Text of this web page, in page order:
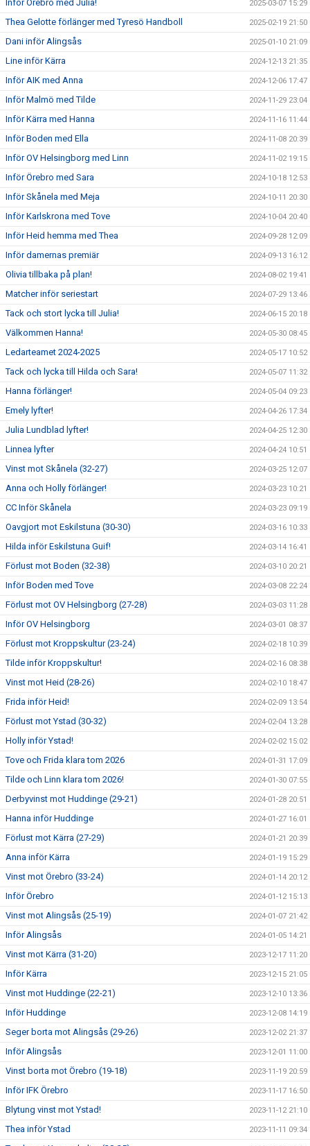
Inför Örebro med Julia! 2025-03-07 15:29
Thea Gelotte förlänger med Tyresö Handboll 2025-02-19 21:50
Dani inför Alingsås 2025-01-10 21:09
Line inför Kärra 2024-12-13 21:35
Inför AIK med Anna 2024-12-06 17:47
Inför Malmö med Tilde 2024-11-29 23:04
Inför Kärra med Hanna 2024-11-16 11:44
Inför Boden med Ella 2024-11-08 20:39
Inför OV Helsingborg med Linn 2024-11-02 19:15
Inför Örebro med Sara 2024-10-18 12:53
Inför Skånela med Meja 2024-10-11 20:30
Inför Karlskrona med Tove 2024-10-04 20:40
Inför Heid hemma med Thea 2024-09-28 12:09
Inför damernas premiär 2024-09-13 16:12
Olivia tillbaka på plan! 2024-08-02 19:41
Matcher inför seriestart 2024-07-29 13:46
Tack och stort lycka till Julia! 2024-06-15 20:18
Välkommen Hanna! 2024-05-30 08:45
Ledarteamet 2024-2025 2024-05-17 10:52
Tack och lycka till Hilda och Sara! 2024-05-07 11:32
Hanna förlänger! 2024-05-04 09:23
Emely lyfter! 2024-04-26 17:34
Julia Lundblad lyfter! 2024-04-25 12:30
Linnea lyfter 2024-04-24 10:51
Vinst mot Skånela (32-27) 2024-03-25 12:07
Anna och Holly förlänger! 2024-03-23 10:21
CC Inför Skånela 2024-03-23 09:19
Oavgjort mot Eskilstuna (30-30) 2024-03-16 10:33
Hilda inför Eskilstuna Guif! 2024-03-14 16:41
Förlust mot Boden (32-38) 2024-03-10 20:21
Inför Boden med Tove 2024-03-08 22:24
Förlust mot OV Helsingborg (27-28) 2024-03-03 11:28
Inför OV Helsingborg 2024-03-01 08:37
Förlust mot Kroppskultur (23-24) 2024-02-18 10:39
Tilde inför Kroppskultur! 2024-02-16 08:38
Vinst mot Heid (28-26) 2024-02-10 18:47
Frida inför Heid! 2024-02-09 13:54
Förlust mot Ystad (30-32) 2024-02-04 13:28
Holly inför Ystad! 2024-02-02 15:02
Tove och Frida klara tom 2026 2024-01-31 17:09
Tilde och Linn klara tom 2026! 2024-01-30 07:55
Derbyvinst mot Huddinge (29-21) 2024-01-28 20:51
Hanna inför Huddinge 2024-01-27 16:01
Förlust mot Kärra (27-29) 2024-01-21 20:39
Anna inför Kärra 2024-01-19 15:29
Vinst mot Örebro (33-24) 2024-01-14 20:12
Inför Örebro 2024-01-12 15:13
Vinst mot Alingsås (25-19) 2024-01-07 21:42
Inför Alingsås 2024-01-05 14:21
Vinst mot Kärra (31-20) 2023-12-17 11:20
Inför Kärra 2023-12-15 21:05
Vinst mot Huddinge (22-21) 2023-12-10 13:36
Inför Huddinge 2023-12-08 14:19
Seger borta mot Alingsås (29-26) 2023-12-02 21:37
Inför Alingsås 2023-12-01 11:00
Vinst borta mot Örebro (19-18) 2023-11-19 20:59
Inför IFK Örebro 2023-11-17 16:50
Blytung vinst mot Ystad! 2023-11-12 21:10
Thea inför Ystad 2023-11-11 09:34